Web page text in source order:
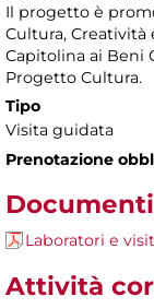
Il progetto è
Cultura,
Capitolina ai Beni
Progetto Cultura.
Tipo
Visita guidata
Prenotazione
Documenti
Laboratori e
Attività